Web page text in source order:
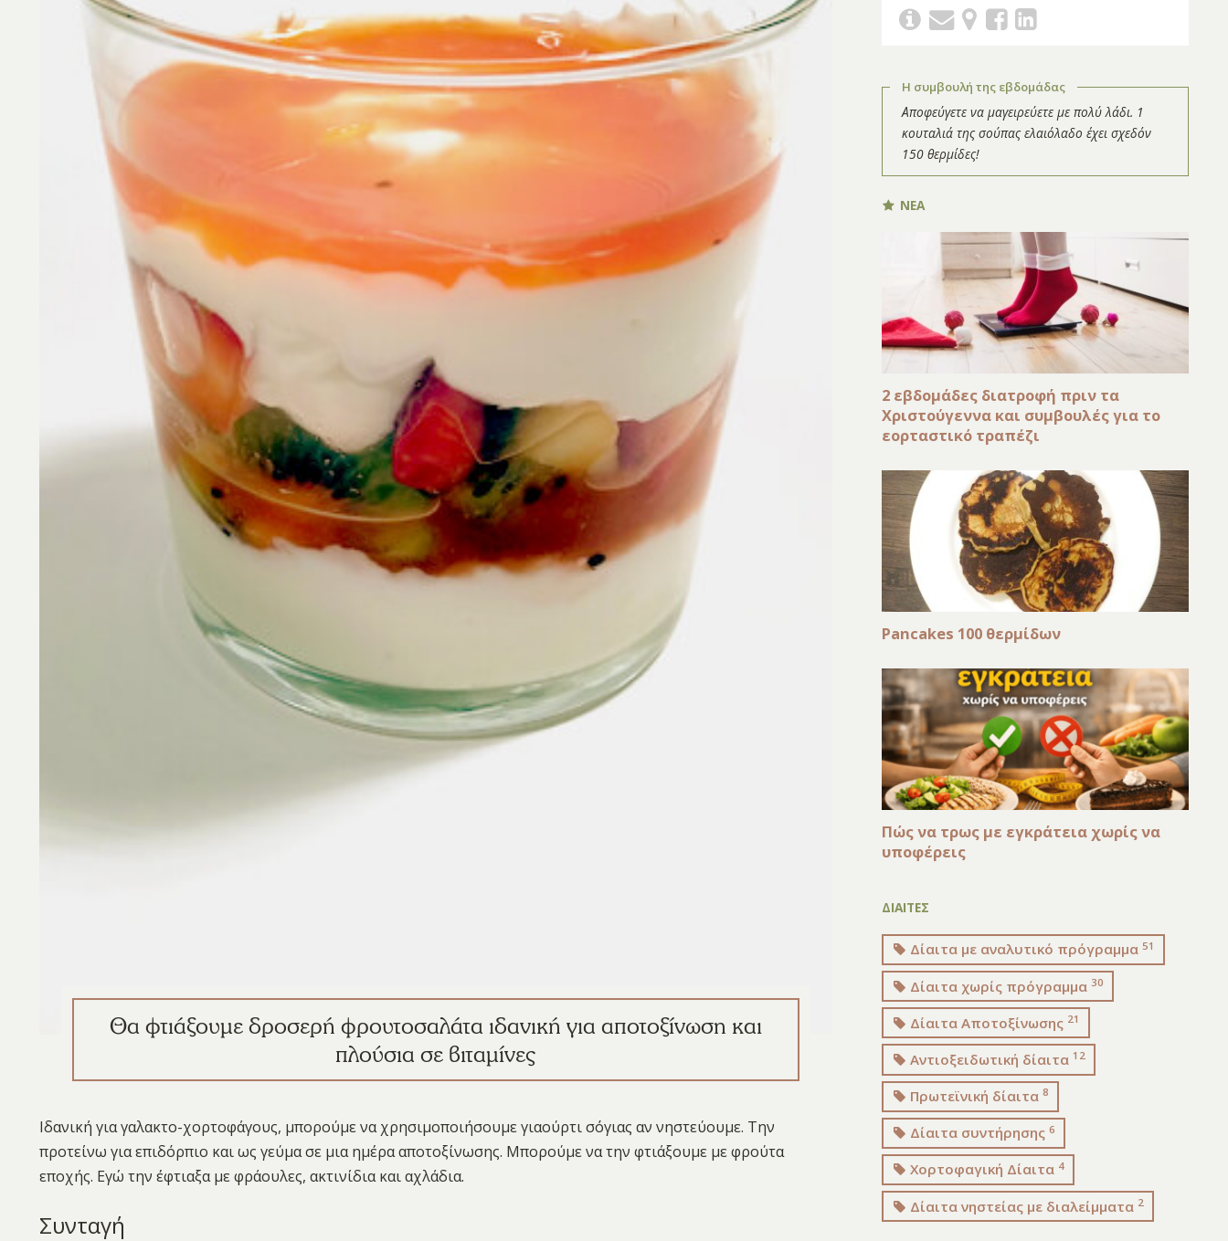
Θα φτιάξουμε δροσερή φρουτοσαλάτα ιδανική για αποτοξίνωση και
πλούσια σε βιταμίνες
Ιδανική για γαλακτο-χορτοφάγους, μπορούμε να χρησιμοποιήσουμε γιαούρτι σόγιας αν νηστεύουμε. Την
προτείνω για επιδόρπιο και ως γεύμα σε μια ημέρα αποτοξίνωσης. Μπορούμε να την φτιάξουμε με φρούτα
εποχής. Εγώ την έφτιαξα με φράουλες, ακτινίδια και αχλάδια.
Συνταγή
Η συμβουλή της εβδομάδας
Αποφεύγετε να μαγειρεύετε με πολύ λάδι. 1
κουταλιά της σούπας ελαιόλαδο έχει σχεδόν
150 θερμίδες!
ΝΕΑ
2 εβδομάδες διατροφή πριν τα
Χριστούγεννα και συμβουλές για το
εορταστικό τραπέζι
Pancakes 100 θερμίδων
Πώς να τρως με εγκράτεια χωρίς να
υποφέρεις
ΔΙΑΙΤΕΣ
Δίαιτα με αναλυτικό πρόγραμμα51
Δίαιτα χωρίς πρόγραμμα 30
Δίαιτα Αποτοξίνωσης 21
Αντιοξειδωτική δίαιτα 12
Πρωτεϊνική δίαιτα8
Δίαιτα συντήρησης6
Χορτοφαγική Δίαιτα 4
Δίαιτα νηστείας με διαλείμματα 2